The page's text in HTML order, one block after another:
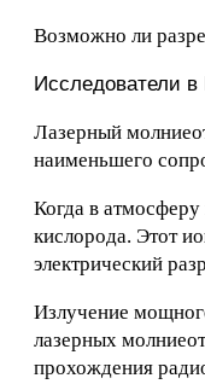
Возможно ли
Исследователи
Лазерный
наименьшего
Когда в
кислорода. Этот
электрический
Излучение
лазерных
прохождения